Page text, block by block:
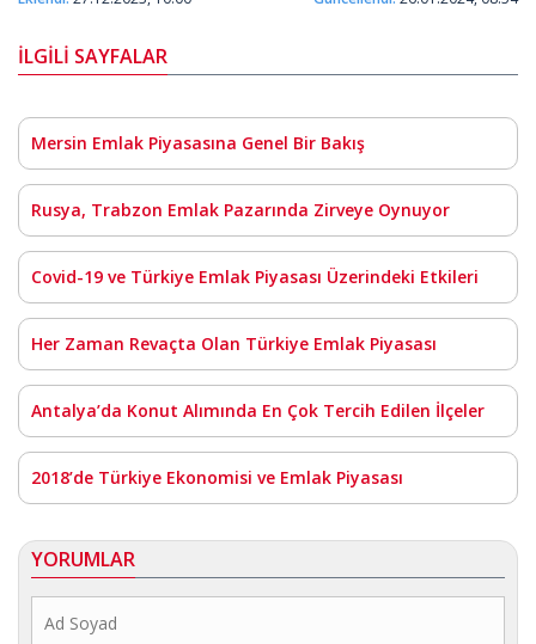
İLGİLİ SAYFALAR
Mersin Emlak Piyasasına Genel Bir Bakış
Rusya, Trabzon Emlak Pazarında Zirveye Oynuyor
Covid-19 ve Türkiye Emlak Piyasası Üzerindeki Etkileri
Her Zaman Revaçta Olan Türkiye Emlak Piyasası
Antalya’da Konut Alımında En Çok Tercih Edilen İlçeler
2018’de Türkiye Ekonomisi ve Emlak Piyasası
YORUMLAR